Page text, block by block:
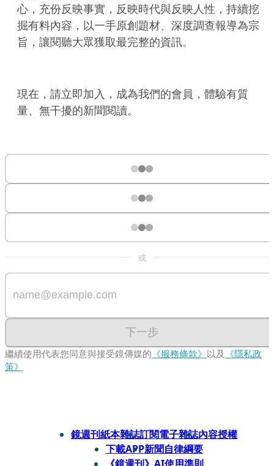
心，充份反映事實，反映時代與反映人性，持續挖
掘有料內容，以一手原創題材、深度調查報導為宗
旨，讓閱聽大眾獲取最完整的資訊。
現在，請立即加入，成為我們的會員，體驗有質
量、無干擾的新聞閱讀。
或
下一步
繼續使用代表您同意與接受鏡傳媒的 《服務條款》 以及 《隱私政
策》
鏡週刊紙本雜誌訂閱電子雜誌內容授權
下載APP新聞自律綱要